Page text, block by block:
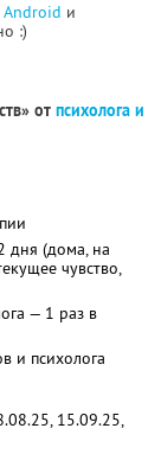
Android и
:)
от психолога и
дня (дома, на
чувство,
— 1 раз в
и психолога
15.09.25,